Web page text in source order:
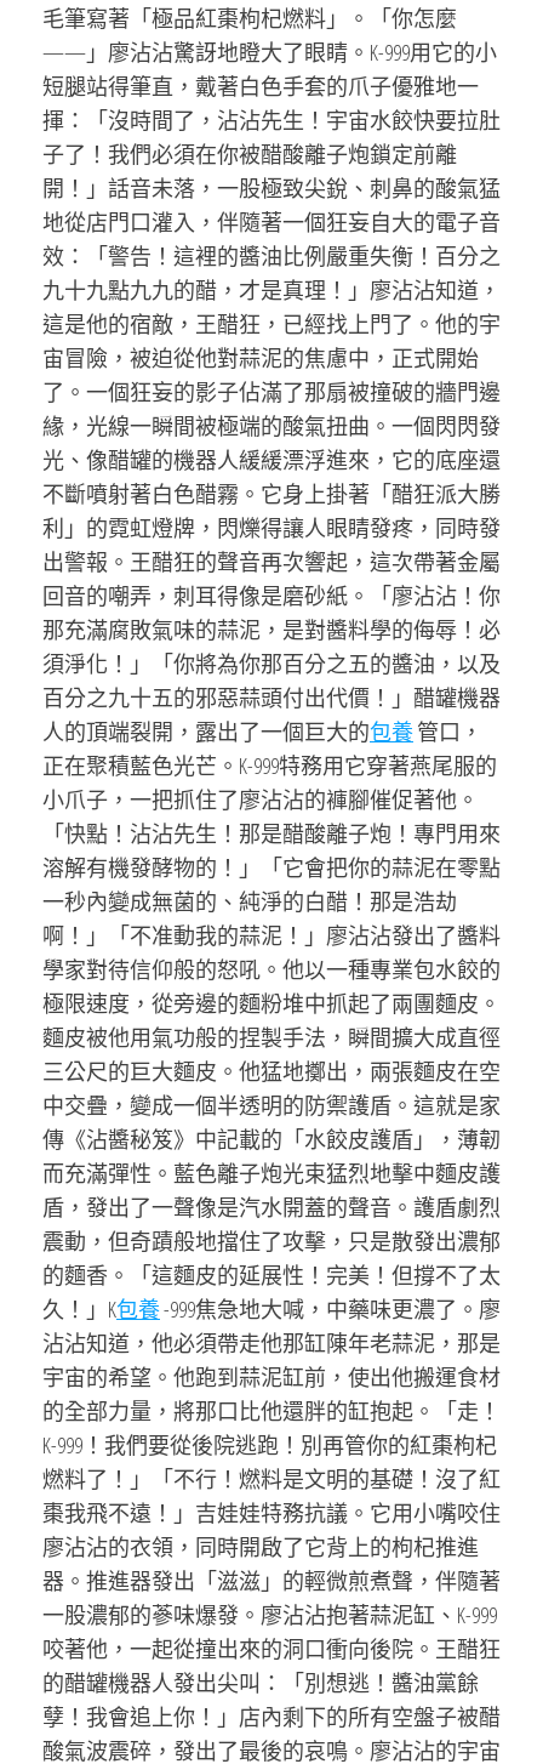
毛筆寫著「極品紅棗枸杞燃料」。「你怎麼
——」廖沾沾驚訝地瞪大了眼睛。K-999用它的小
短腿站得筆直，戴著白色手套的爪子優雅地一
揮：「沒時間了，沾沾先生！宇宙水餃快要拉肚
子了！我們必須在你被醋酸離子炮鎖定前離
開！」話音未落，一股極致尖銳、刺鼻的酸氣猛
地從店門口灌入，伴隨著一個狂妄自大的電子音
效：「警告！這裡的醬油比例嚴重失衡！百分之
九十九點九九的醋，才是真理！」廖沾沾知道，
這是他的宿敵，王醋狂，已經找上門了。他的宇
宙冒險，被迫從他對蒜泥的焦慮中，正式開始
了。一個狂妄的影子佔滿了那扇被撞破的牆門邊
緣，光線一瞬間被極端的酸氣扭曲。一個閃閃發
光、像醋罐的機器人緩緩漂浮進來，它的底座還
不斷噴射著白色醋霧。它身上掛著「醋狂派大勝
利」的霓虹燈牌，閃爍得讓人眼睛發疼，同時發
出警報。王醋狂的聲音再次響起，這次帶著金屬
回音的嘲弄，刺耳得像是磨砂紙。「廖沾沾！你
那充滿腐敗氣味的蒜泥，是對醬料學的侮辱！必
須淨化！」「你將為你那百分之五的醬油，以及
百分之九十五的邪惡蒜頭付出代價！」醋罐機器
人的頂端裂開，露出了一個巨大的包養管口，
正在聚積藍色光芒。K-999特務用它穿著燕尾服的
小爪子，一把抓住了廖沾沾的褲腳催促著他。
「快點！沾沾先生！那是醋酸離子炮！專門用來
溶解有機發酵物的！」「它會把你的蒜泥在零點
一秒內變成無菌的、純淨的白醋！那是浩劫
啊！」「不准動我的蒜泥！」廖沾沾發出了醬料
學家對待信仰般的怒吼。他以一種專業包水餃的
極限速度，從旁邊的麵粉堆中抓起了兩團麵皮。
麵皮被他用氣功般的捏製手法，瞬間擴大成直徑
三公尺的巨大麵皮。他猛地擲出，兩張麵皮在空
中交疊，變成一個半透明的防禦護盾。這就是家
傳《沾醬秘笈》中記載的「水餃皮護盾」，薄韌
而充滿彈性。藍色離子炮光束猛烈地擊中麵皮護
盾，發出了一聲像是汽水開蓋的聲音。護盾劇烈
震動，但奇蹟般地擋住了攻擊，只是散發出濃郁
的麵香。「這麵皮的延展性！完美！但撐不了太
久！」K包養-999焦急地大喊，中藥味更濃了。廖
沾沾知道，他必須帶走他那缸陳年老蒜泥，那是
宇宙的希望。他跑到蒜泥缸前，使出他搬運食材
的全部力量，將那口比他還胖的缸抱起。「走！
K-999！我們要從後院逃跑！別再管你的紅棗枸杞
燃料了！」「不行！燃料是文明的基礎！沒了紅
棗我飛不遠！」吉娃娃特務抗議。它用小嘴咬住
廖沾沾的衣領，同時開啟了它背上的枸杞推進
器。推進器發出「滋滋」的輕微煎煮聲，伴隨著
一股濃郁的蔘味爆發。廖沾沾抱著蒜泥缸、K-999
咬著他，一起從撞出來的洞口衝向後院。王醋狂
的醋罐機器人發出尖叫：「別想逃！醬油黨餘
孽！我會追上你！」店內剩下的所有空盤子被醋
酸氣波震碎，發出了最後的哀鳴。廖沾沾的宇宙